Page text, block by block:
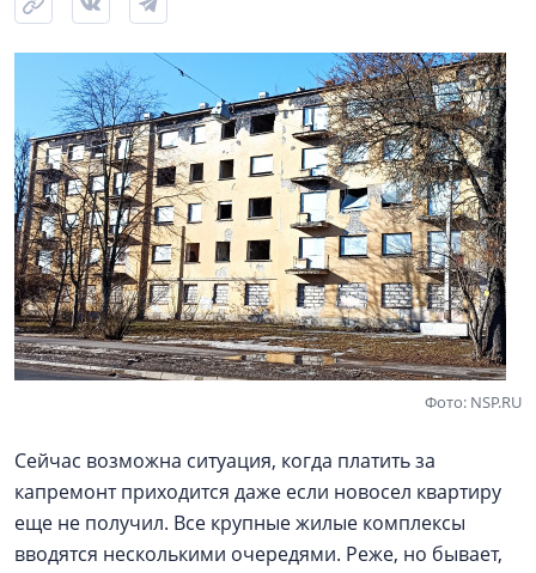
Фото: NSP.RU
Сейчас возможна ситуация, когда платить за
капремонт приходится даже если новосел квартиру
еще не получил. Все крупные жилые комплексы
вводятся несколькими очередями. Реже, но бывает,